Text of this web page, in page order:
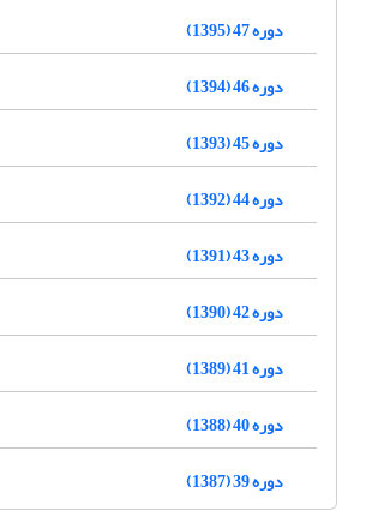
دوره 47 (1395)
دوره 46 (1394)
دوره 45 (1393)
دوره 44 (1392)
دوره 43 (1391)
دوره 42 (1390)
دوره 41 (1389)
دوره 40 (1388)
دوره 39 (1387)